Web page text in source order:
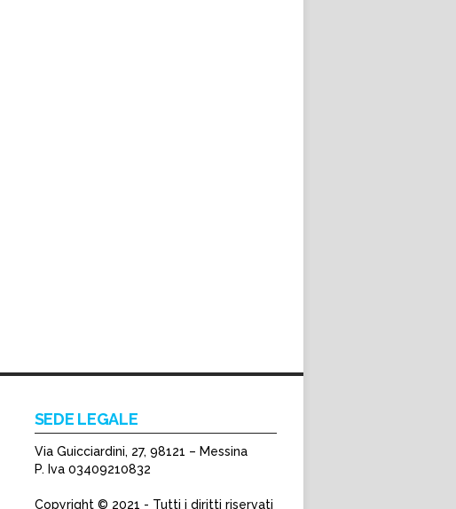
SEDE LEGALE
Via Guicciardini, 27, 98121 – Messina
P. Iva 03409210832
Copyright © 2021 - Tutti i diritti riservati